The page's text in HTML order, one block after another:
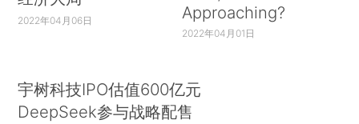
2022年04月06日
Approaching?
2022年04月01日
宇树科技IPO估值600亿元
DeepSeek参与战略配售